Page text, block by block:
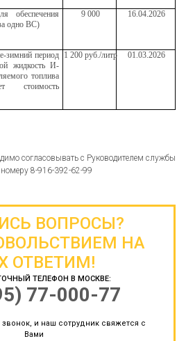
обеспечения
одно ВС)
9 000 16.04.2026
зимний период
жидкость И-
топлива
стоимость
1 200 руб./литр 01.03.2026
согласовывать с Руководителем службы
8-916-392-62-99
ВОПРОСЫ?
НА
ОТВЕТИМ!
ТЕЛЕФОН В МОСКВЕ:
77-000-77
и наш сотрудник свяжется с
Вами